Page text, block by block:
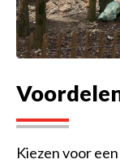
Kiezen voor